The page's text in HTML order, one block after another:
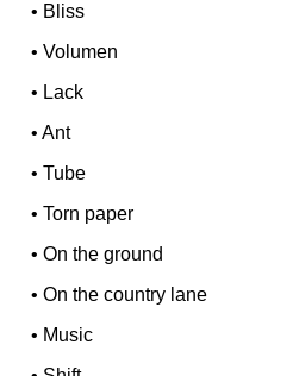
• Bliss
•Volumen
• Lack
•Ant
•Tube
•Torn paper
•On the ground
•On the country lane
• Music